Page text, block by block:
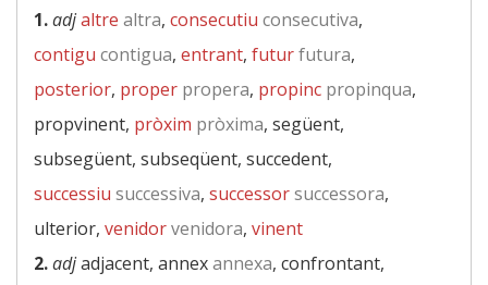
1.adjaltre altra, consecutiu consecutiva,
contigu contigua, entrant, futurfutura,
posterior, proper propera, propinc propinqua,
propvinent, pròxim pròxima, següent,
subsegüent, subseqüent, succedent,
successiu successiva, successorsuccessora,
ulterior, venidorvenidora, vinent
2.adjadjacent, annexannexa, confrontant,